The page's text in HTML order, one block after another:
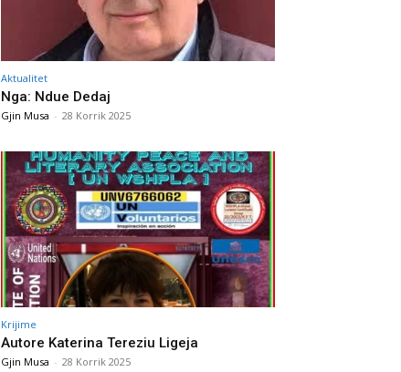
Aktualitet
Nga: Ndue Dedaj
Gjin Musa - 28 Korrik 2025
Krijime
Autore Katerina Tereziu Ligeja
Gjin Musa - 28 Korrik 2025